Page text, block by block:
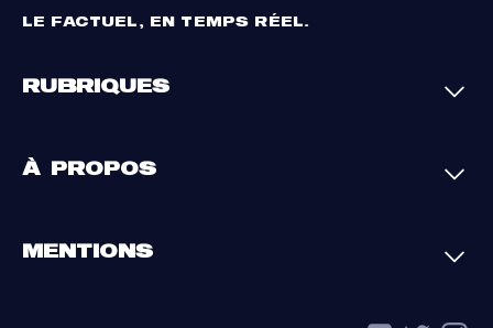
LE FACTUEL, EN TEMPS RÉEL.
RUBRIQUES
Justice
Par région
À PROPOS
L'appli Actu17
MENTIONS